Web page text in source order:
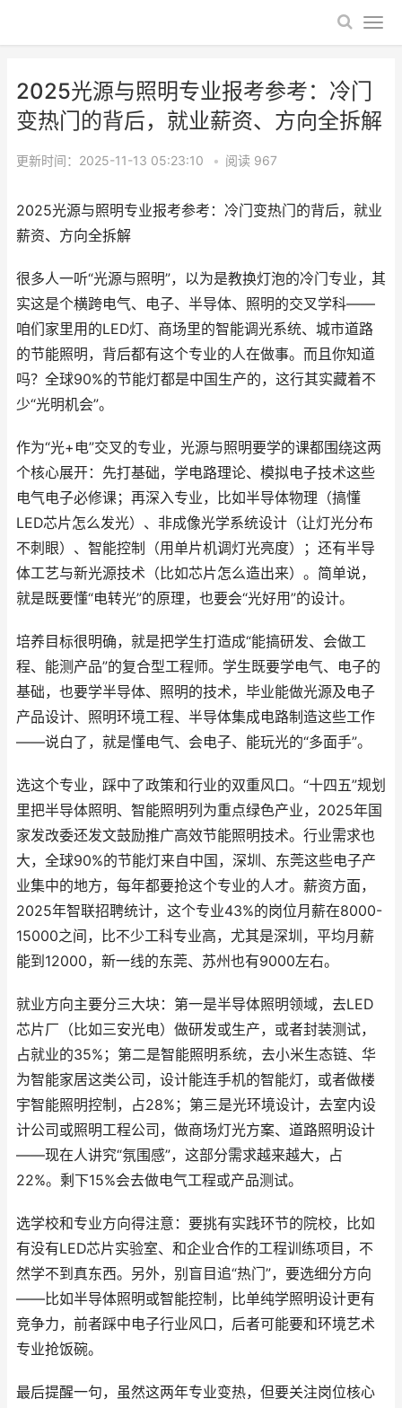
2025光源与照明专业报考参考：冷门
变热门的背后，就业薪资、方向全拆解
更新时间：2025-11-13 05:23:10 • 阅读 967
2025光源与照明专业报考参考：冷门变热门的背后，就业
薪资、方向全拆解
很多人一听“光源与照明”，以为是教换灯泡的冷门专业，其
实这是个横跨电气、电子、半导体、照明的交叉学科——
咱们家里用的LED灯、商场里的智能调光系统、城市道路
的节能照明，背后都有这个专业的人在做事。而且你知道
吗？全球90%的节能灯都是中国生产的，这行其实藏着不
少“光明机会”。
作为“光+电”交叉的专业，光源与照明要学的课都围绕这两
个核心展开：先打基础，学电路理论、模拟电子技术这些
电气电子必修课；再深入专业，比如半导体物理（搞懂
LED芯片怎么发光）、非成像光学系统设计（让灯光分布
不刺眼）、智能控制（用单片机调灯光亮度）；还有半导
体工艺与新光源技术（比如芯片怎么造出来）。简单说，
就是既要懂“电转光”的原理，也要会“光好用”的设计。
培养目标很明确，就是把学生打造成“能搞研发、会做工
程、能测产品”的复合型工程师。学生既要学电气、电子的
基础，也要学半导体、照明的技术，毕业能做光源及电子
产品设计、照明环境工程、半导体集成电路制造这些工作
——说白了，就是懂电气、会电子、能玩光的“多面手”。
选这个专业，踩中了政策和行业的双重风口。“十四五”规划
里把半导体照明、智能照明列为重点绿色产业，2025年国
家发改委还发文鼓励推广高效节能照明技术。行业需求也
大，全球90%的节能灯来自中国，深圳、东莞这些电子产
业集中的地方，每年都要抢这个专业的人才。薪资方面，
2025年智联招聘统计，这个专业43%的岗位月薪在8000-
15000之间，比不少工科专业高，尤其是深圳，平均月薪
能到12000，新一线的东莞、苏州也有9000左右。
就业方向主要分三大块：第一是半导体照明领域，去LED
芯片厂（比如三安光电）做研发或生产，或者封装测试，
占就业的35%；第二是智能照明系统，去小米生态链、华
为智能家居这类公司，设计能连手机的智能灯，或者做楼
宇智能照明控制，占28%；第三是光环境设计，去室内设
计公司或照明工程公司，做商场灯光方案、道路照明设计
——现在人讲究“氛围感”，这部分需求越来越大，占
22%。剩下15%会去做电气工程或产品测试。
选学校和专业方向得注意：要挑有实践环节的院校，比如
有没有LED芯片实验室、和企业合作的工程训练项目，不
然学不到真东西。另外，别盲目追“热门”，要选细分方向
——比如半导体照明或智能控制，比单纯学照明设计更有
竞争力，前者踩中电子行业风口，后者可能要和环境艺术
专业抢饭碗。
最后提醒一句，虽然这两年专业变热，但要关注岗位核心